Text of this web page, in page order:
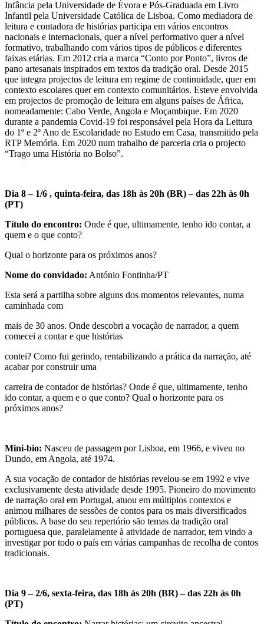
Infância pela Universidade de Évora e Pós-Graduada em Livro
Infantil pela Universidade Católica de Lisboa. Como mediadora de
leitura e contadora de histórias participa em vários encontros
nacionais e internacionais, quer a nível performativo quer a nível
formativo, trabalhando com vários tipos de públicos e diferentes
faixas etárias. Em 2012 cria a marca “Conto por Ponto”, livros de
pano artesanais inspirados em textos da tradição oral. Desde 2015
que integra projectos de leitura em regime de continuidade, quer em
contexto escolares quer em contexto comunitários. Esteve envolvida
em projectos de promoção de leitura em alguns países de África,
nomeadamente: Cabo Verde, Angola e Moçambique. Em 2020
durante a pandemia Covid-19 foi responsável pela Hora da Leitura
do 1º e 2º Ano de Escolaridade no Estudo em Casa, transmitido pela
RTP Memória. Em 2020 num trabalho de parceria cria o projecto
“Trago uma História no Bolso”.
Dia 8 – 1/6 , quinta-feira, das 18h às 20h (BR) – das 22h às 0h
(PT)
Título do encontro: Onde é que, ultimamente, tenho ido contar, a
quem e o que conto?
Qual o horizonte para os próximos anos?
Nome do convidado: António Fontinha/PT
Esta será a partilha sobre alguns dos momentos relevantes, numa
caminhada com
mais de 30 anos. Onde descobri a vocação de narrador, a quem
comecei a contar e que histórias
contei? Como fui gerindo, rentabilizando a prática da narração, até
acabar por construir uma
carreira de contador de histórias? Onde é que, ultimamente, tenho
ido contar, a quem e o que conto? Qual o horizonte para os
próximos anos?
Mini-bio: Nasceu de passagem por Lisboa, em 1966, e viveu no
Dundo, em Angola, até 1974.
A sua vocação de contador de histórias revelou-se em 1992 e vive
exclusivamente desta atividade desde 1995. Pioneiro do movimento
de narração oral em Portugal, atuou em múltiplos contextos e
animou milhares de sessões de contos para os mais diversificados
públicos. A base do seu repertório são temas da tradição oral
portuguesa que, paralelamente à atividade de narrador, tem vindo a
investigar por todo o país em várias campanhas de recolha de contos
tradicionais.
Dia 9 – 2/6, sexta-feira, das 18h às 20h (BR) – das 22h às 0h
(PT)